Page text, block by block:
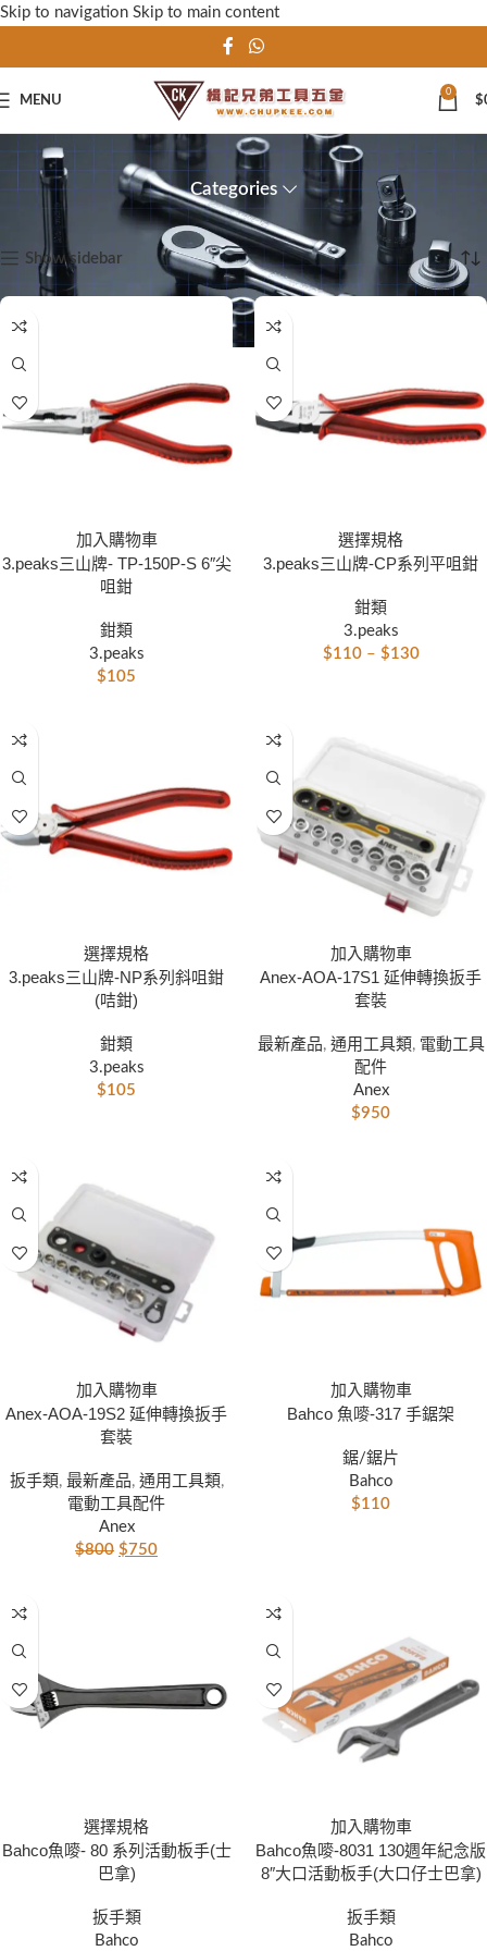
Skip to navigation Skip to main content
MENU
0
$
Shop
Categories
Shop 顯示第 1 至 15 項結果，共 180 項
Show sidebar
加入購物車
3.peaks三山牌- TP-150P-S 6″尖
咀鉗
鉗類
3.peaks
$105
選擇規格
3.peaks三山牌-CP系列平咀鉗
鉗類
3.peaks
$110 – $130
選擇規格
3.peaks三山牌-NP系列斜咀鉗
(咭鉗)
鉗類
3.peaks
$105
加入購物車
Anex-AOA-17S1 延伸轉換扳手
套裝
最新產品, 通用工具類, 電動工具
配件
Anex
$950
加入購物車
Anex-AOA-19S2 延伸轉換扳手
套裝
扳手類, 最新產品, 通用工具類,
電動工具配件
Anex
$800 $750
加入購物車
Bahco 魚嘜-317 手鋸架
鋸/鋸片
Bahco
$110
選擇規格
Bahco魚嘜- 80 系列活動板手(士
巴拿)
扳手類
Bahco
加入購物車
Bahco魚嘜-8031 130週年紀念版
8″大口活動板手(大口仔士巴拿)
扳手類
Bahco